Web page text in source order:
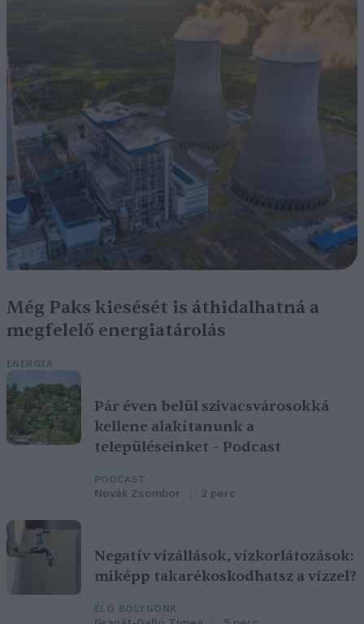
Még Paks kiesését is áthidalhatná a
megfelelő energiatárolás
ENERGIA
Pár éven belül szivacsvárosokká
kellene alakítanunk a
településeinket – Podcast
PODCAST
Novák Zsombor 2 perc
Negatív vízállások, vízkorlátozások:
miképp takarékoskodhatsz a vízzel?
ÉLŐ BOLYGÓNK